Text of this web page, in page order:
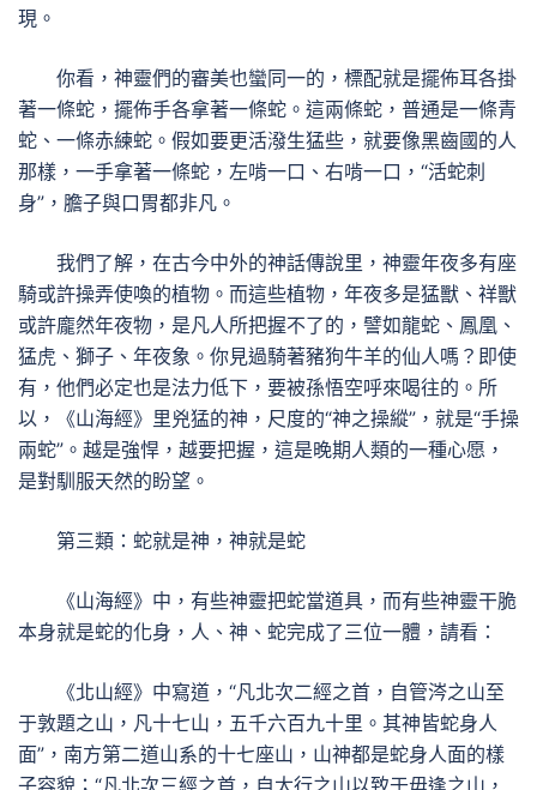
現。
你看，神靈們的審美也蠻同一的，標配就是擺佈耳各掛
著一條蛇，擺佈手各拿著一條蛇。這兩條蛇，普通是一條青
蛇、一條赤練蛇。假如要更活潑生猛些，就要像黑齒國的人
那樣，一手拿著一條蛇，左啃一口、右啃一口，“活蛇刺
身”，膽子與口胃都非凡。
我們了解，在古今中外的神話傳說里，神靈年夜多有座
騎或許操弄使喚的植物。而這些植物，年夜多是猛獸、祥獸
或許龐然年夜物，是凡人所把握不了的，譬如龍蛇、鳳凰、
猛虎、獅子、年夜象。你見過騎著豬狗牛羊的仙人嗎？即使
有，他們必定也是法力低下，要被孫悟空呼來喝往的。所
以，《山海經》里兇猛的神，尺度的“神之操縱”，就是“手操
兩蛇”。越是強悍，越要把握，這是晚期人類的一種心愿，
是對馴服天然的盼望。
第三類：蛇就是神，神就是蛇
《山海經》中，有些神靈把蛇當道具，而有些神靈干脆
本身就是蛇的化身，人、神、蛇完成了三位一體，請看：
《北山經》中寫道，“凡北次二經之首，自管涔之山至
于敦題之山，凡十七山，五千六百九十里。其神皆蛇身人
面”，南方第二道山系的十七座山，山神都是蛇身人面的樣
子容貌；“凡北次三經之首，自太行之山以致于毋逢之山，